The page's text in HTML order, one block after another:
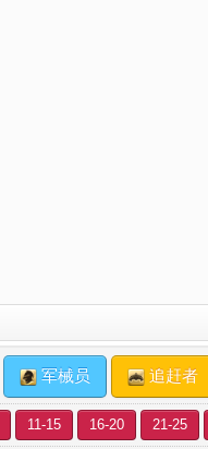
军械员 追赶者
11-15 16-20 21-25